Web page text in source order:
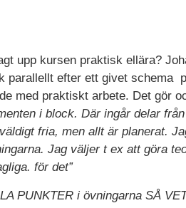
upp kursen praktisk ellära?
parallellt efter ett givet schema
med praktiskt arbete. Det gör
i block. Där ingår delar
fria, men allt är planerat.
Jag väljer t ex att göra
för det”
PUNKTER i övningarna SÅ